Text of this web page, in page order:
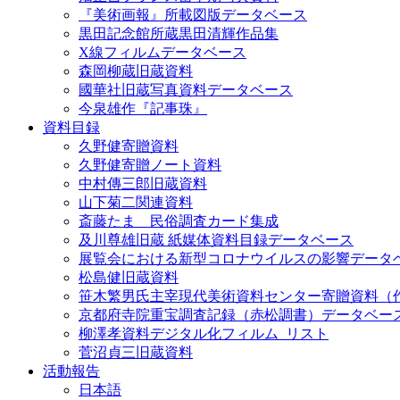
『美術画報』所載図版データベース
黒田記念館所蔵黒田清輝作品集
X線フィルムデータベース
森岡柳蔵旧蔵資料
國華社旧蔵写真資料データベース
今泉雄作『記事珠』
資料目録
久野健寄贈資料
久野健寄贈ノート資料
中村傳三郎旧蔵資料
山下菊二関連資料
斎藤たま 民俗調査カード集成
及川尊雄旧蔵 紙媒体資料目録データベース
展覧会における新型コロナウイルスの影響データ
松島健旧蔵資料
笹木繁男氏主宰現代美術資料センター寄贈資料（
京都府寺院重宝調査記録（赤松調書）データベー
柳澤孝資料デジタル化フィルム_リスト
菅沼貞三旧蔵資料
活動報告
日本語